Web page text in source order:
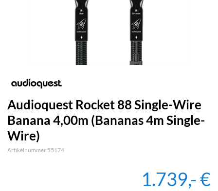
Audioquest Rocket 88 Single-Wire
Banana 4,00m (Bananas 4m Single-
Wire)
Artikelnummer 55174
1.739,- €